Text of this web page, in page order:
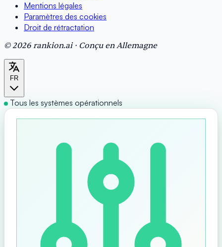
Mentions légales
Paramètres des cookies
Droit de rétractation
© 2026 rankion.ai · Conçu en Allemagne
FR
Tous les systèmes opérationnels